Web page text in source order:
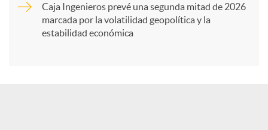
Caja Ingenieros prevé una segunda mitad de 2026
marcada por la volatilidad geopolítica y la
estabilidad económica